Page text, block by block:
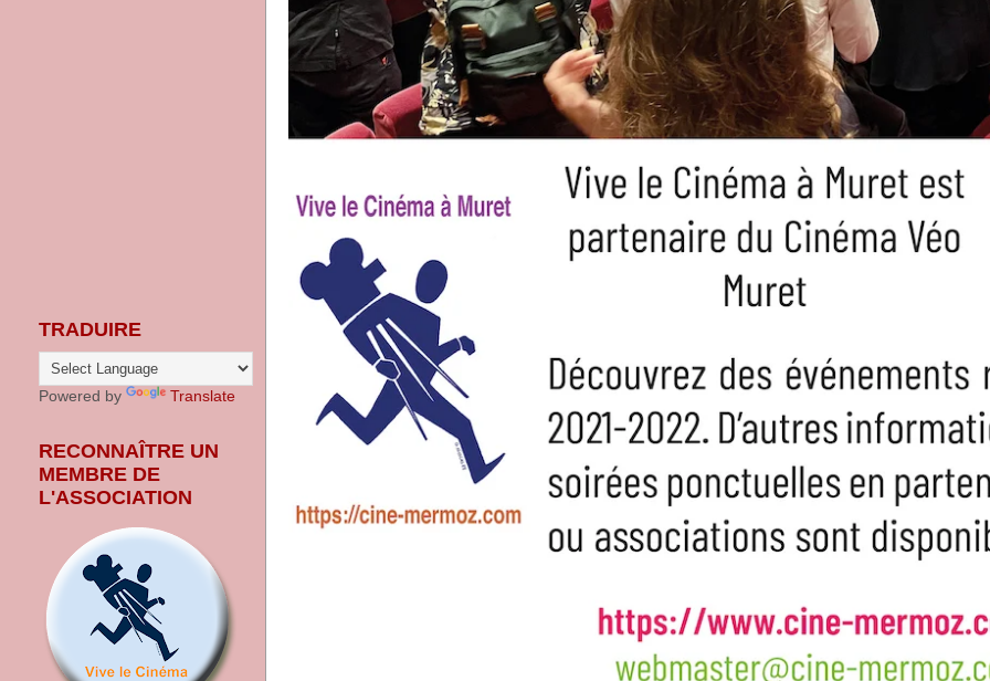
TRADUIRE
Powered by Translate
RECONNAÎTRE UN
MEMBRE DE
L'ASSOCIATION